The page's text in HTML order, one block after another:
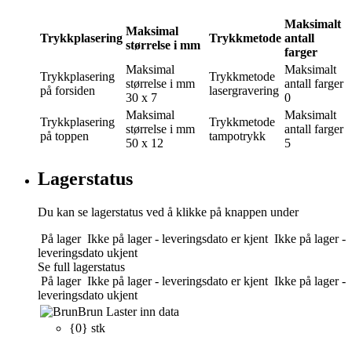
Trykkplasering
Maksimal
størrelse i mm
Trykkmetode
Maksimalt
antall
farger
Trykkplasering
på forsiden
Maksimal
størrelse i mm
30 x 7
Trykkmetode
lasergravering
Maksimalt
antall farger
0
Trykkplasering
på toppen
Maksimal
størrelse i mm
50 x 12
Trykkmetode
tampotrykk
Maksimalt
antall farger
5
Lagerstatus
Du kan se lagerstatus ved å klikke på knappen under
På lager Ikke på lager - leveringsdato er kjent Ikke på lager -
leveringsdato ukjent
Se full lagerstatus
På lager Ikke på lager - leveringsdato er kjent Ikke på lager -
leveringsdato ukjent
Brun Laster inn data
{0} stk